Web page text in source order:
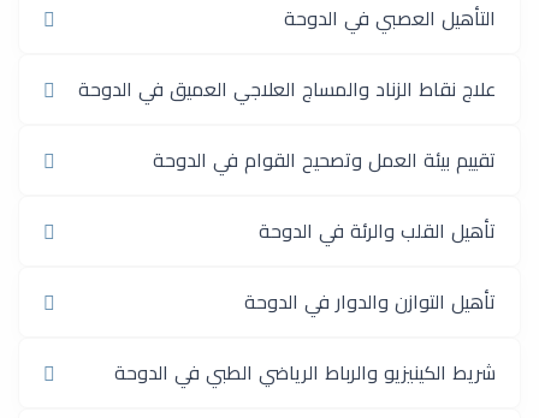
التأهيل العصبي في الدوحة
علاج نقاط الزناد والمساج العلاجي العميق في الدوحة
تقييم بيئة العمل وتصحيح القوام في الدوحة
تأهيل القلب والرئة في الدوحة
تأهيل التوازن والدوار في الدوحة
شريط الكينيزيو والرباط الرياضي الطبي في الدوحة